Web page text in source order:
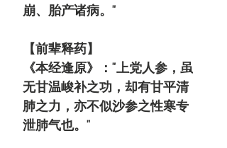
崩、胎产诸病。"
【前辈释药】
《本经逢原》："上党人参，虽
无甘温峻补之功，却有甘平清
肺之力，亦不似沙参之性寒专
泄肺气也。"